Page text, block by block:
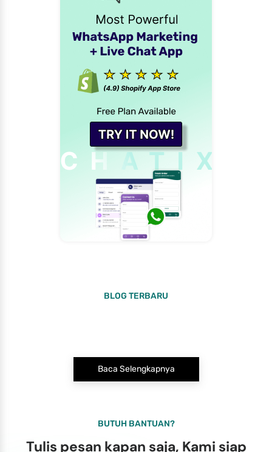
BLOG TERBARU
Baca Selengkapnya
BUTUH BANTUAN?
Tulis pesan kapan saja, Kami siap